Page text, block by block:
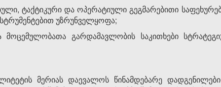
ტაქტიკური და ოპერატიული გეგმარებითი
უზრუნველყოფა;
მოცემულობათა გარდამავლობის საკითხები
მერიას დაევალოს წინამდებარე